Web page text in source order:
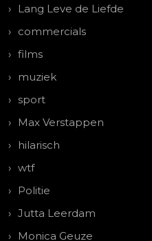
Lang Leve de Liefde
commercials
films
muziek
sport
Max Verstappen
hilarisch
wtf
Politie
Jutta Leerdam
Monica Geuze